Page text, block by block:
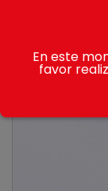
En este
favor